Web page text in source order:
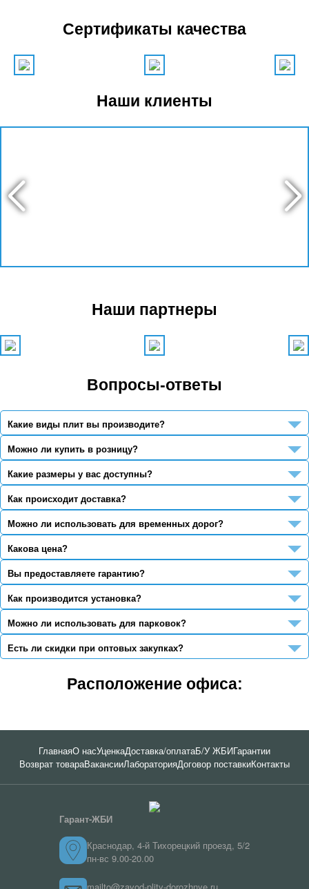
Сертификаты качества
Наши клиенты
Наши партнеры
Вопросы-ответы
Какие виды плит вы производите?
Можно ли купить в розницу?
Какие размеры у вас доступны?
Как происходит доставка?
Можно ли использовать для временных дорог?
Какова цена?
Вы предоставляете гарантию?
Как производится установка?
Можно ли использовать для парковок?
Есть ли скидки при оптовых закупках?
Расположение офиса:
ГлавнаяО насУценкаДоставка/оплатаБ/У ЖБИГарантии
Возврат товараВакансииЛабораторияДоговор поставкиКонтакты
Гарант-ЖБИ
Краснодар, 4-й Тихорецкий проезд, 5/2
пн-вс 9.00-20.00
mailto@zavod-plity-dorozhnye.ru